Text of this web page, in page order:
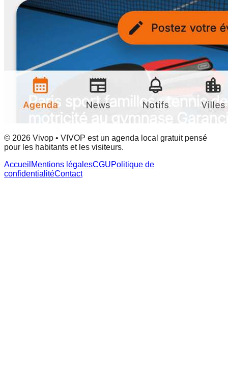
© 2026 Vivop • VIVOP est un agenda local gratuit pensé
pour les habitants et les visiteurs.
Accueil Mentions légalesCGUPolitique de
confidentialitéContact